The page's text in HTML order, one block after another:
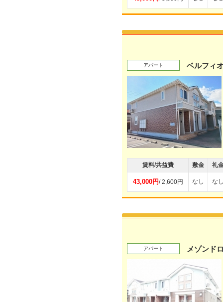
アパート ベルフィ
賃料/共益費 敷金 礼
43,000円/ 2,600円 なし な
アパート メゾンド